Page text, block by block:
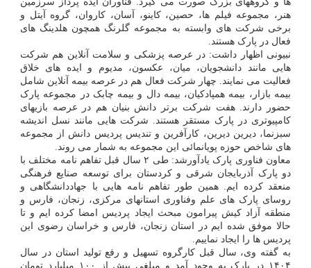
هنر، مجموعه فیلم ها، حصین، کاینو، آسان، کاروان، گروه آیتل و
برخی شرکت های وابسته به مجموعه گلرنگ همچون هلدینگ های
فعال در پارک هستند.
نبیونی اظهار داشت: در عرصه پزشکی و سلامت آنلاین هم شرکت
هایی مانند دانشجویان، میان، عکسون، مدیوم و ایده های خلاق
فعالیت می نمایند. چهار شرکت فعال هم در عرصه بیمه آنلاین شامل
بیمه بازار، بیمه همپادکیان، بیمه دال و بیمه چابک در مجموعه پارک
حضور دارند. هفت شرکت برتر دانش بنیان هم در عرصه بازیهای
کامپیوتری در پارک مستقر هستند. شرکت هایی مانند نسل اندیشه
سبزنما، دیرین دیرین، کارآفرین و تندیس پردیس دانش از مجموعه
های شاخص حوزه پویانمائی این مجموعه به شمار می روند.
معاون فناوری پارک یادآورشد: طی ۲ سال قبل تفاهم نامه مختلف با
دو پارک آذربایجان شرقی و کردستان برای توسعه صنایع فرهنگی
منعقد کرده ایم. همین طور تفاهم نامه هایی با جهاددانشگاهی و
روسای پارک های علم وفناوری استانهای مرکزی، زنجان، فارس و
منطقه آزاد کیش پیرامون مبحث ایجاد پردیس امضا کرده ایم و تا
حالا موفق شده ایم در استان زنجان، فارس و خراسان رضوی این
پردیس ها را ایجاد نماییم.
به گفته وی، سال قبل کارگروه تسهیل و رفع تولید استان در سال
۱۴۰۴ در پارک به وجود آمد و مبلغی بیش از ۱۰۰ میلیارد تومان